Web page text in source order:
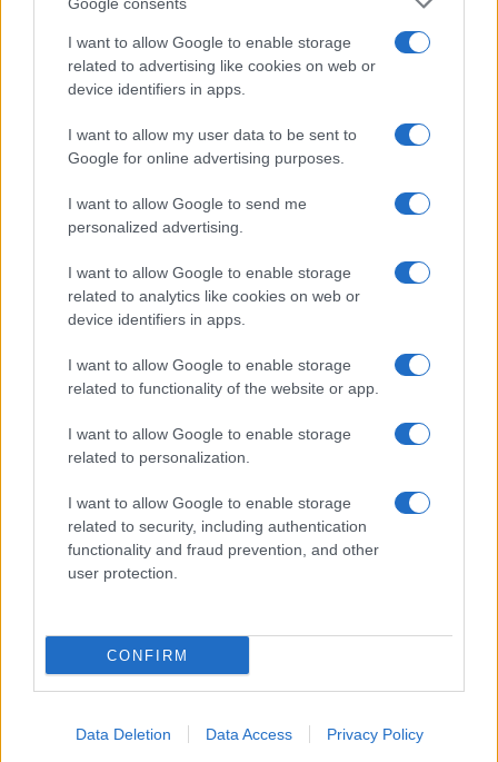
I want to allow Google to enable storage
related to advertising like cookies on web or
device identifiers in apps.
I want to allow my user data to be sent to
Google for online advertising purposes.
I want to allow Google to send me
personalized advertising.
I want to allow Google to enable storage
related to analytics like cookies on web or
device identifiers in apps.
I want to allow Google to enable storage
related to functionality of the website or app.
I want to allow Google to enable storage
related to personalization.
I want to allow Google to enable storage
related to security, including authentication
functionality and fraud prevention, and other
user protection.
CONFIRM
Data Deletion Data Access Privacy Policy
Continua a leggere
MATERNITÀ E GRAVIDANZA
Guida al caldo per gravidanza e infanzia: prevenire
disidratazione e colpi di calore
Camilla Pellegrini · 5 Ago 2026